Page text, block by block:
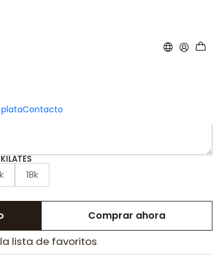
Contacto
DE TU ANILLO
KILATES
18k
Comprar ahora
lista de favoritos